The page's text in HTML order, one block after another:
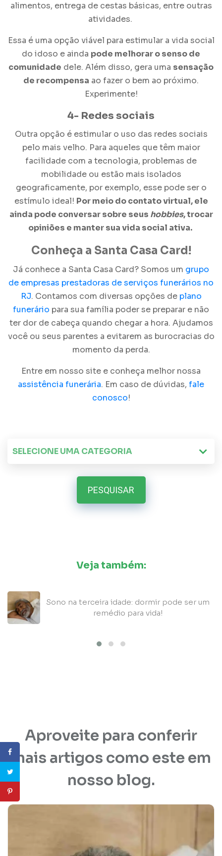
alimentos, entrega de cestas básicas, entre outras
atividades.
Essa é uma opção viável para estimular a vida social
do idoso e ainda pode melhorar o senso de
comunidade dele. Além disso, gera uma sensação
de recompensa ao fazer o bem ao próximo.
Experimente!
4- Redes sociais
Outra opção é estimular o uso das redes sociais
pelo mais velho. Para aqueles que têm maior
facilidade com a tecnologia, problemas de
mobilidade ou estão mais isolados
geograficamente, por exemplo, esse pode ser o
estímulo ideal! Por meio do contato virtual, ele
ainda pode conversar sobre seus hobbies, trocar
opiniões e manter sua vida social ativa.
Conheça a Santa Casa Card!
Já conhece a Santa Casa Card? Somos um grupo
de empresas prestadoras de serviços funerários no
RJ. Contamos com diversas opções de plano
funerário para sua família poder se preparar e não
ter dor de cabeça quando chegar a hora. Ajudamos
você ou seus parentes a evitarem as burocracias do
momento da perda.
Entre em nosso site e conheça melhor nossa
assistência funerária. Em caso de dúvidas, fale
conosco!
PESQUISAR
Veja também:
Sono na terceira idade: dormir pode ser um
remédio para vida!
Aproveite para conferir
mais artigos como este em
nosso blog.